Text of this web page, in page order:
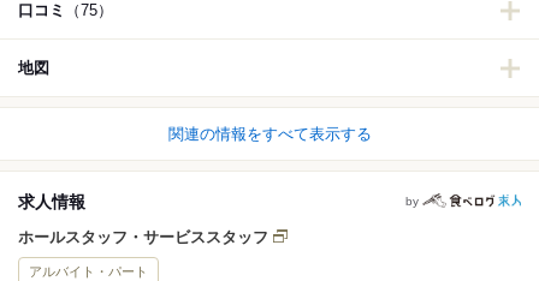
口コミ （75）
地図
関連の情報をすべて表示する
求人情報 by
ホールスタッフ・サービススタッフ
アルバイト・パート